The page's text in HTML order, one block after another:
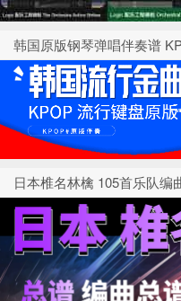
韩国原版钢琴弹唱伴奏谱
日本椎名林檎 105首乐队编